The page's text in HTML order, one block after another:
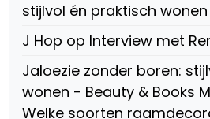
stijlvol én praktisch wonen
J Hop op Interview met
Jaloezie zonder boren:
wonen - Beauty & Books
Welke soorten